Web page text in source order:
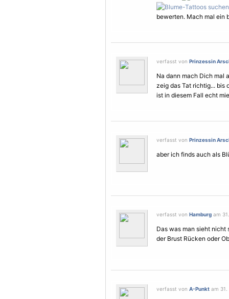
bewerten. Mach mal ein
verfasst von Prinzessin
Na dann mach Dich mal
zeig das Tat richtig... bis
ist in diesem Fall echt
verfasst von Prinzessin
aber ich finds auch als
verfasst von Hamburg am
Das was man sieht
der Brust Rücken oder
verfasst von A-Punkt am 31.